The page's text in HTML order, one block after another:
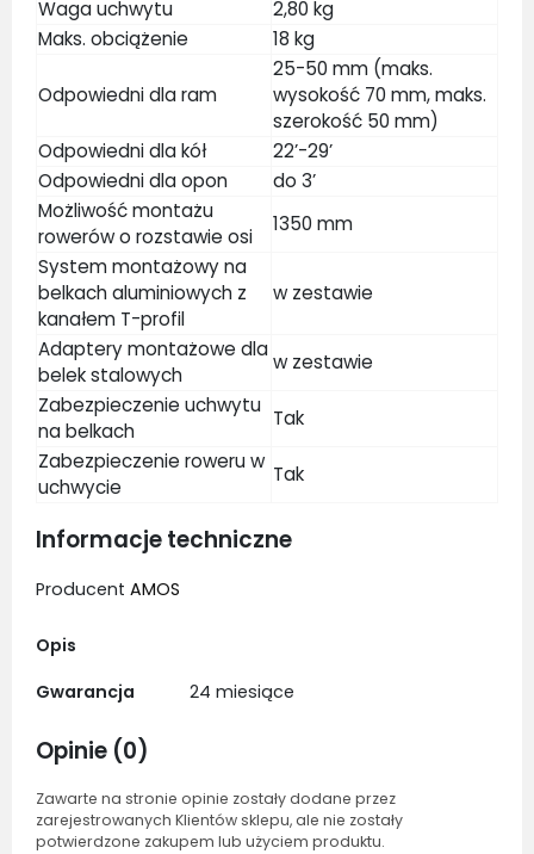
Waga uchwytu
2,80 kg
Maks. obciążenie
18 kg
Odpowiedni dla ram
25-50 mm (maks.
wysokość 70 mm, maks.
szerokość 50 mm)
Odpowiedni dla kół
22’-29’
Odpowiedni dla opon
do 3’
Możliwość montażu
rowerów o rozstawie osi
1350 mm
System montażowy na
belkach aluminiowych z
kanałem T-profil
w zestawie
Adaptery montażowe dla
belek stalowych
w zestawie
Zabezpieczenie uchwytu
na belkach
Tak
Zabezpieczenie roweru w
uchwycie
Tak
Informacje techniczne
Producent AMOS
Opis
Gwarancja
24 miesiące
Opinie (0)
Zawarte na stronie opinie zostały dodane przez
zarejestrowanych Klientów sklepu, ale nie zostały
potwierdzone zakupem lub użyciem produktu.